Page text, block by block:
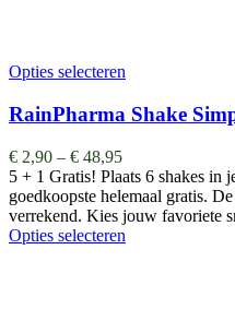
Opties selecteren
RainPharma Shake
€ 2,90 – € 48,95
5 + 1 Gratis! Plaats 6 shakes in
goedkoopste helemaal gratis.
verrekend. Kies jouw favoriete
Opties selecteren